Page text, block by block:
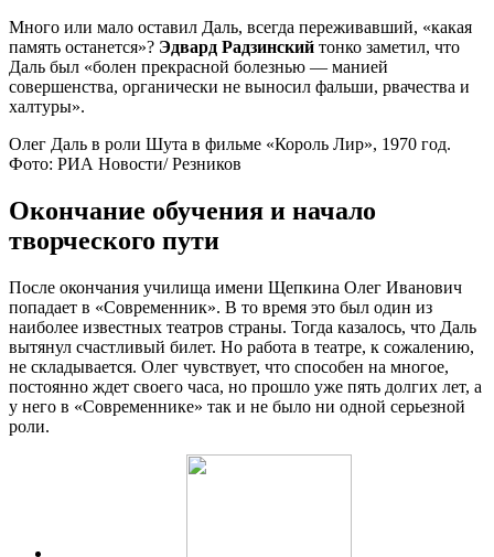
Много или мало оставил Даль, всегда переживавший, «какая
память останется»? Эдвард Радзинский тонко заметил, что
Даль был «болен прекрасной болезнью — манией
совершенства, органически не выносил фальши, рвачества и
халтуры».
Олег Даль в роли Шута в фильме «Король Лир», 1970 год.
Фото: РИА Новости/ Резников
Окончание обучения и начало
творческого пути
После окончания училища имени Щепкина Олег Иванович
попадает в «Современник». В то время это был один из
наиболее известных театров страны. Тогда казалось, что Даль
вытянул счастливый билет. Но работа в театре, к сожалению,
не складывается. Олег чувствует, что способен на многое,
постоянно ждет своего часа, но прошло уже пять долгих лет, а
у него в «Современнике» так и не было ни одной серьезной
роли.